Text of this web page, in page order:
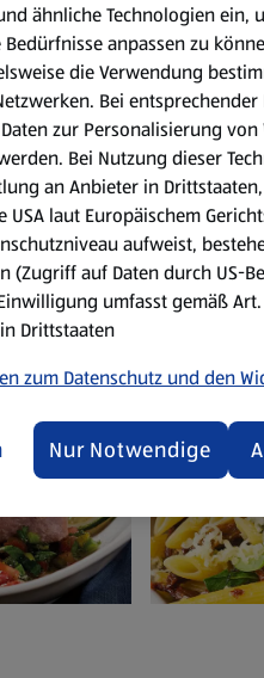
ähnliche Technologien ein,
anpassen zu
die Verwendung
Bei
zur Personalisierung von
Bei Nutzung dieser
an Anbieter in
USA laut Europäischem
aufweist,
(Zugriff auf Daten durch US-
umfasst gemäß Art.
Drittstaaten
zum Datenschutz und den
Nur Notwendige